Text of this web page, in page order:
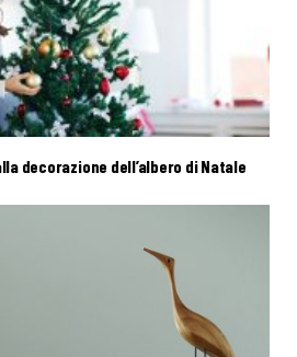
decorazione dell’albero di Natale